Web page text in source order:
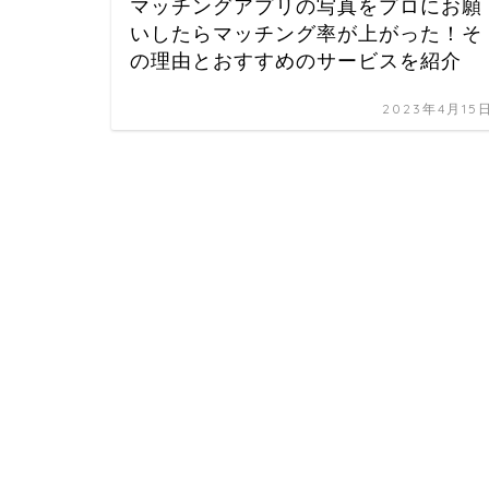
マッチングアプリの写真をプロにお願
いしたらマッチング率が上がった！そ
の理由とおすすめのサービスを紹介
2023年4月15